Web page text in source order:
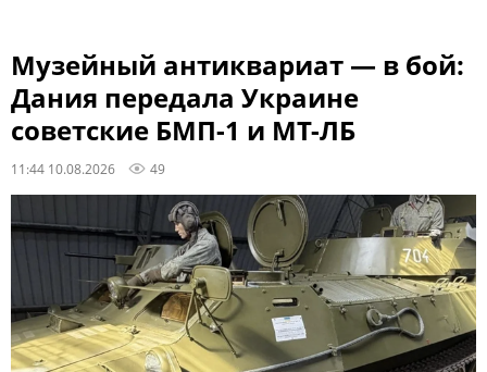
Музейный антиквариат — в бой:
Дания передала Украине
советские БМП-1 и МТ-ЛБ
11:44 10.08.2026 49